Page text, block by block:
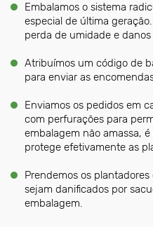
Embalamos o sistema
especial de última
perda de umidade e danos
Atribuímos um código de
para enviar as
Enviamos os pedidos em
com perfurações para
embalagem não amassa,
protege efetivamente as
Prendemos os
sejam danificados por
embalagem.